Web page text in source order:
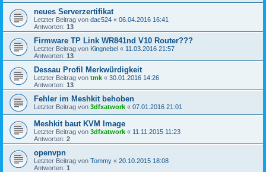
neues Serverzertifikat
Letzter Beitrag von dac524 « 06.04.2016 16:41
Antworten: 13
Firmware TP Link WR841nd V10 Router???
Letzter Beitrag von Kingnebel « 11.03.2016 21:57
Antworten: 13
Dessau Profil Merkwürdigkeit
Letzter Beitrag von tmk « 30.01.2016 14:26
Antworten: 13
Fehler im Meshkit behoben
Letzter Beitrag von 3dfxatwork « 07.01.2016 21:01
Meshkit baut KVM Image
Letzter Beitrag von 3dfxatwork « 11.11.2015 11:23
Antworten: 2
openvpn
Letzter Beitrag von Tommy « 20.10.2015 18:08
Antworten: 1